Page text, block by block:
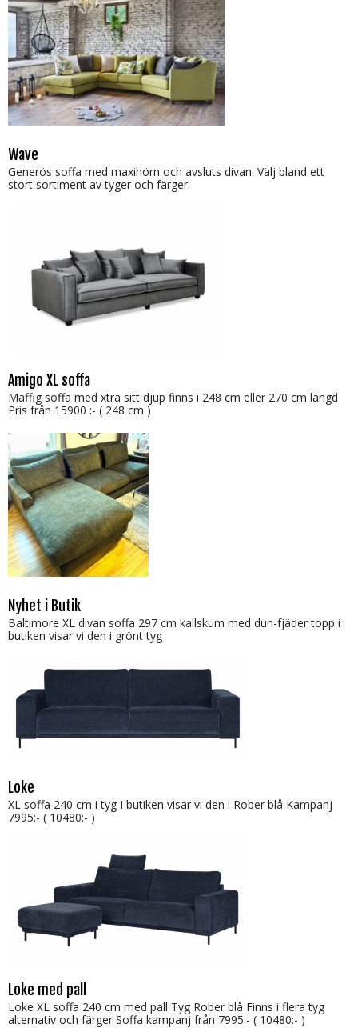
Wave
Generös soffa med maxihörn och avsluts divan. Välj bland ett
stort sortiment av tyger och färger.
Amigo XL soffa
Maffig soffa med xtra sitt djup finns i 248 cm eller 270 cm längd
Pris från 15900 :- ( 248 cm )
Nyhet i Butik
Baltimore XL divan soffa 297 cm kallskum med dun-fjäder topp i
butiken visar vi den i grönt tyg
Loke
XL soffa 240 cm i tyg I butiken visar vi den i Rober blå Kampanj
7995:- ( 10480:- )
Loke med pall
Loke XL soffa 240 cm med pall Tyg Rober blå Finns i flera tyg
alternativ och färger Soffa kampanj från 7995:- ( 10480:- )